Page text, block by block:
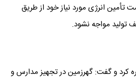
انرژی مورد نیاز خود از طریق
تولید مواجه نشود.
کرد و گفت: گهرزمین در تجهیز مدارس و